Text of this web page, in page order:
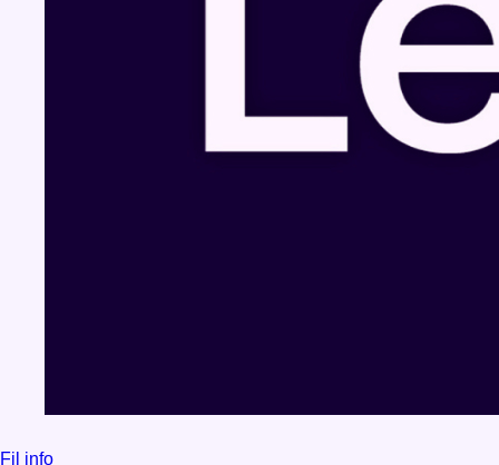
Fil info